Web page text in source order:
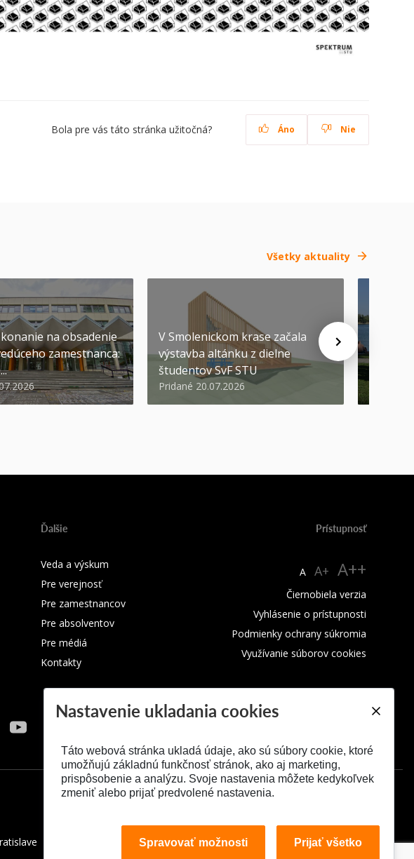
Bola pre vás táto stránka užitočná? Áno Nie
Všetky aktuality
na obsadenie
zamestnanca:
V Smolenickom krase začala
výstavba altánku z dielne
študentov SvF STU
Pridané 20.07.2026
Ďalšie
Veda a výskum
Pre verejnosť
Pre zamestnancov
Pre absolventov
Pre médiá
Kontakty
Prístupnosť
A A+ A++
Čiernobiela verzia
Vyhlásenie o prístupnosti
Podmienky ochrany súkromia
Využívanie súborov cookies
Nastavenie ukladania cookies
Táto webová stránka ukladá údaje, ako sú súbory cookie, ktoré
umožňujú základnú funkčnosť stránok, ako aj marketing,
prispôsobenie a analýzu. Svoje nastavenia môžete kedykoľvek
zmeniť alebo prijať predvolené nastavenia.
Spravovať možnosti Prijať všetko